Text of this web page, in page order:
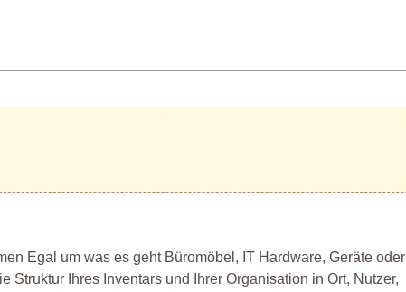
Egal um was es geht Büromöbel, IT Hardware, Geräte oder
Ihres Inventars und Ihrer Organisation in Ort, Nutzer,